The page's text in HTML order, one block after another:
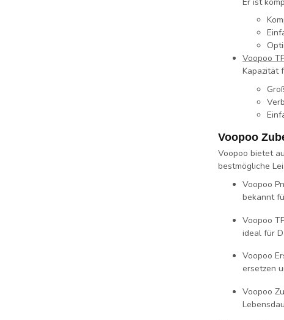
Voopoo
Kapazität
Voopoo
Voopoo bietet
bestmögliche
Voopoo
bekannt
Voopoo
ideal für
Voopoo
ersetzen
Voopoo